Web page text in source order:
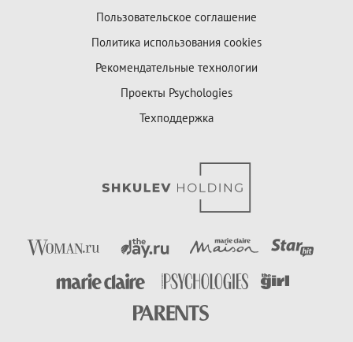
Пользовательское соглашение
Политика использования cookies
Рекомендательные технологии
Проекты Psychologies
Техподдержка